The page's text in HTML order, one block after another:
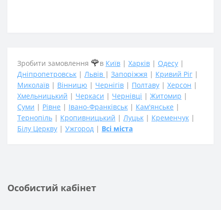
Зробити замовлення 🌹в Київ | Харків | Одесу |
Дніпропетровськ | Львів | Запоріжжя | Кривий Ріг |
Миколаїв | Вінницю | Чернігів | Полтаву | Херсон |
Хмельницький | Черкаси | Чернівці | Житомир |
Суми | Рівне | Івано-Франківськ | Кам'янське |
Тернопіль | Кропивницький | Луцьк | Кременчук |
Білу Церкву | Ужгород | Всі міста
Особистий кабінет